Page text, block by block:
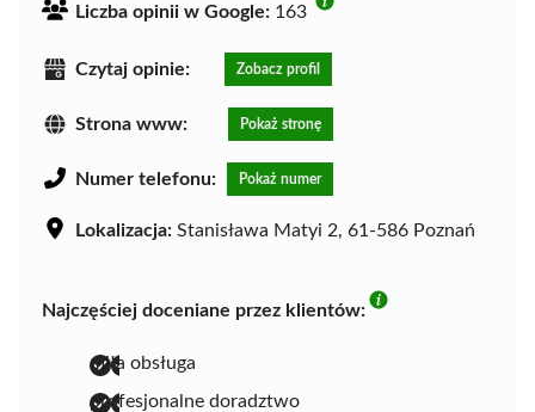
Liczba opinii w Google: 163
Czytaj opinie: Zobacz profil
Strona www: Pokaż stronę
Numer telefonu: Pokaż numer
Lokalizacja: Stanisława Matyi 2, 61-586 Poznań
Najczęściej doceniane przez klientów:
miła obsługa
profesjonalne doradztwo